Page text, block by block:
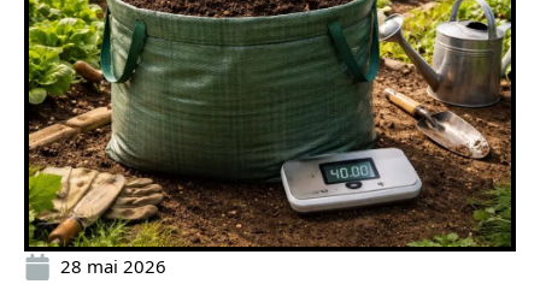
28 mai 2026